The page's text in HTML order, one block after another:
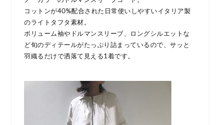
コットンが40%配合された日常使いしやすいイタリア製
のライトタフタ素材。
ボリューム袖やドルマンスリーブ、ロングシルエットな
ど旬のディテールがたっぷり詰まっているので、サッと
羽織るだけで洒落て見える1着です。